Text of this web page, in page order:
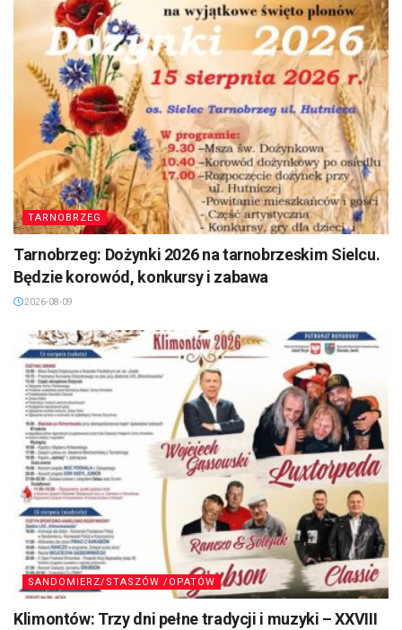
TARNOBRZEG
Tarnobrzeg: Dożynki 2026 na tarnobrzeskim Sielcu.
Będzie korowód, konkursy i zabawa
2026-08-09
SANDOMIERZ/STASZÓW /OPATÓW
Klimontów: Trzy dni pełne tradycji i muzyki – XXVIII